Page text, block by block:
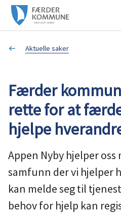
F
æ
d
e
r
k
o
m
Du
her:
Aktuelle saker
Færder
rette for at
hjelpe
Appen Nyby hjelper oss
samfunn der vi hjelper
kan melde seg til
behov for hjelp kan